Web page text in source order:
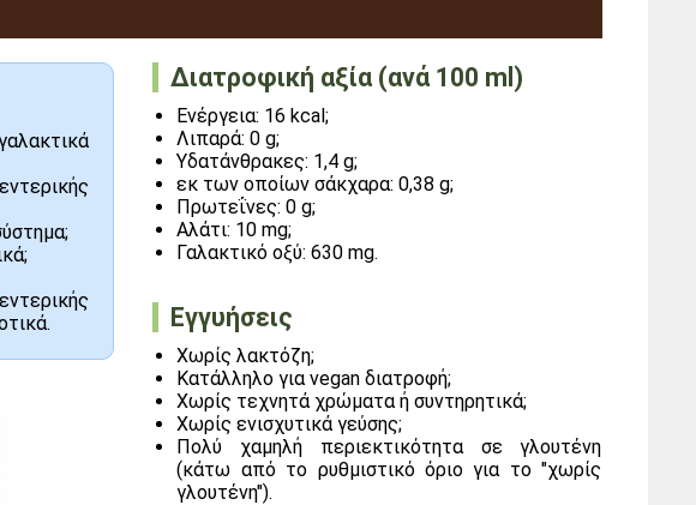
Διατροφική αξία (ανά 100 ml)
Ενέργεια: 16 kcal;
Λιπαρά: 0 g;
Υδατάνθρακες: 1,4 g;
εκ των οποίων σάκχαρα: 0,38 g;
Πρωτεΐνες: 0 g;
Αλάτι: 10 mg;
Γαλακτικό οξύ: 630 mg.
Εγγυήσεις
Χωρίς λακτόζη;
Κατάλληλο για vegan διατροφή;
Χωρίς τεχνητά χρώματα ή συντηρητικά;
Χωρίς ενισχυτικά γεύσης;
Πολύ χαμηλή περιεκτικότητα σε γλουτένη
(κάτω από το ρυθμιστικό όριο για το "χωρίς
γλουτένη").